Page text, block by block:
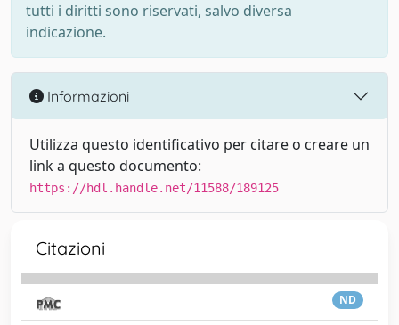
tutti i diritti sono riservati, salvo diversa
indicazione.
Informazioni
Utilizza questo identificativo per citare o creare un
link a questo documento:
https://hdl.handle.net/11588/189125
Citazioni
ND